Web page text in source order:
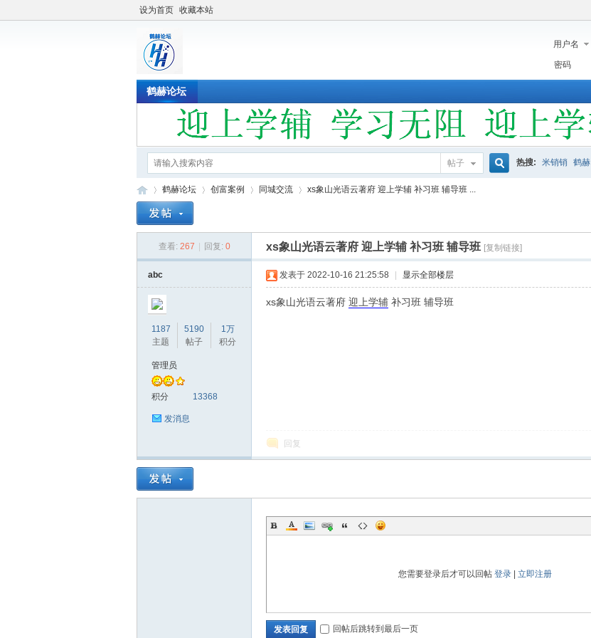
设为首页 收藏本站
用户名
密码
鹤赫论坛
帖子
索
热搜: 米销销 鹤赫
鹤赫论坛 创富案例 同城交流
›
xs象山光语云著府 迎上学辅 补习班 辅导班 ...
查看: 267 回复: 0 xs象山光语云著府 迎上学辅 补习班 辅导班 [复制链接]
abc
1187
主题
5190
帖子
1万
积分
管理员
积分 13368
发消息
发表于 2022-10-16 21:25:58 显示全部楼层
xs象山光语云著府 迎上学辅 补习班 辅导班
回复
您需要登录后才可以回帖 登录| 立即注册
发表回复 回帖后跳转到最后一页